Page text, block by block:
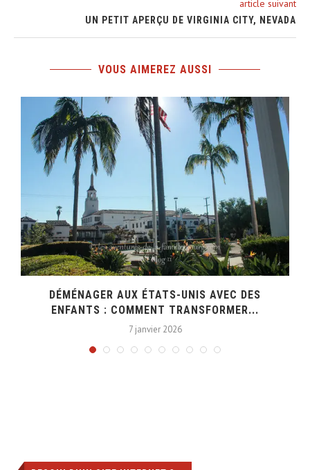
article suivant
UN PETIT APERÇU DE VIRGINIA CITY, NEVADA
VOUS AIMEREZ AUSSI
DÉMÉNAGER AUX ÉTATS-UNIS AVEC DES
ENFANTS : COMMENT TRANSFORMER...
7 janvier 2026